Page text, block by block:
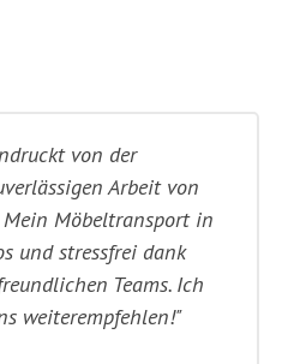
von der
Arbeit von
Mein Möbeltransport in
und stressfrei dank
Teams. Ich
weiterempfehlen!"